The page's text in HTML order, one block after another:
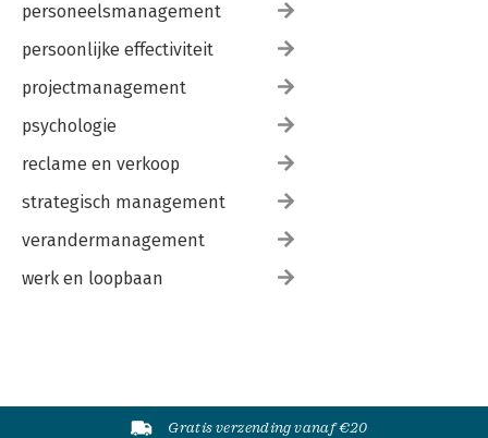
personeelsmanagement
persoonlijke effectiviteit
projectmanagement
psychologie
reclame en verkoop
strategisch management
verandermanagement
werk en loopbaan
Gratis verzending vanaf €20